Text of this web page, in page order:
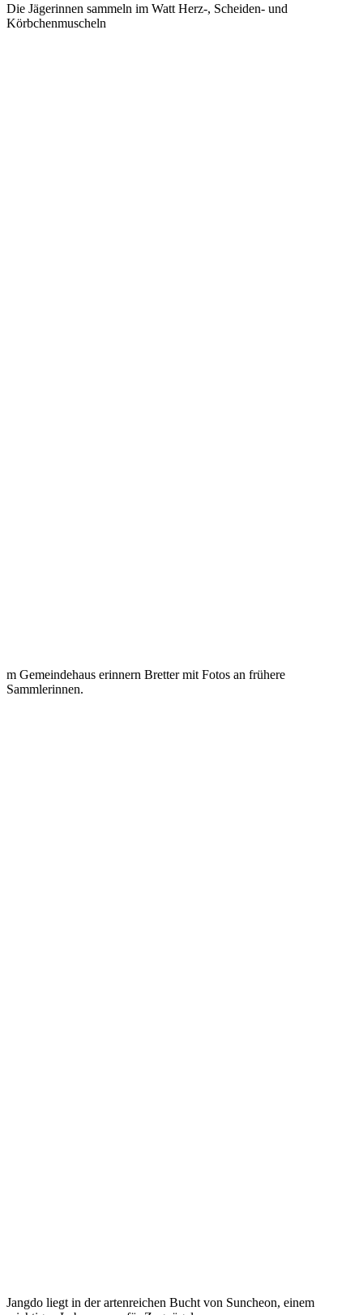
Die Jägerinnen sammeln im Watt Herz-, Scheiden- und
Körbchenmuscheln
m Gemeindehaus erinnern Bretter mit Fotos an frühere
Sammlerinnen.
Jangdo liegt in der artenreichen Bucht von Suncheon, einem